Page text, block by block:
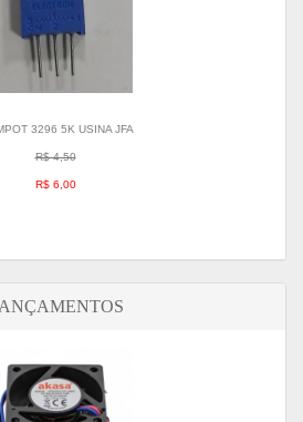
3296 5K USINA JFA
R$ 4,50
R$ 6,00